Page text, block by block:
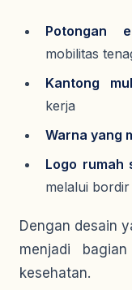
Potongan
mobilitas
Kantong
kerja
Warna yang
Logo rumah
melalui
Dengan desain
menjadi
kesehatan.